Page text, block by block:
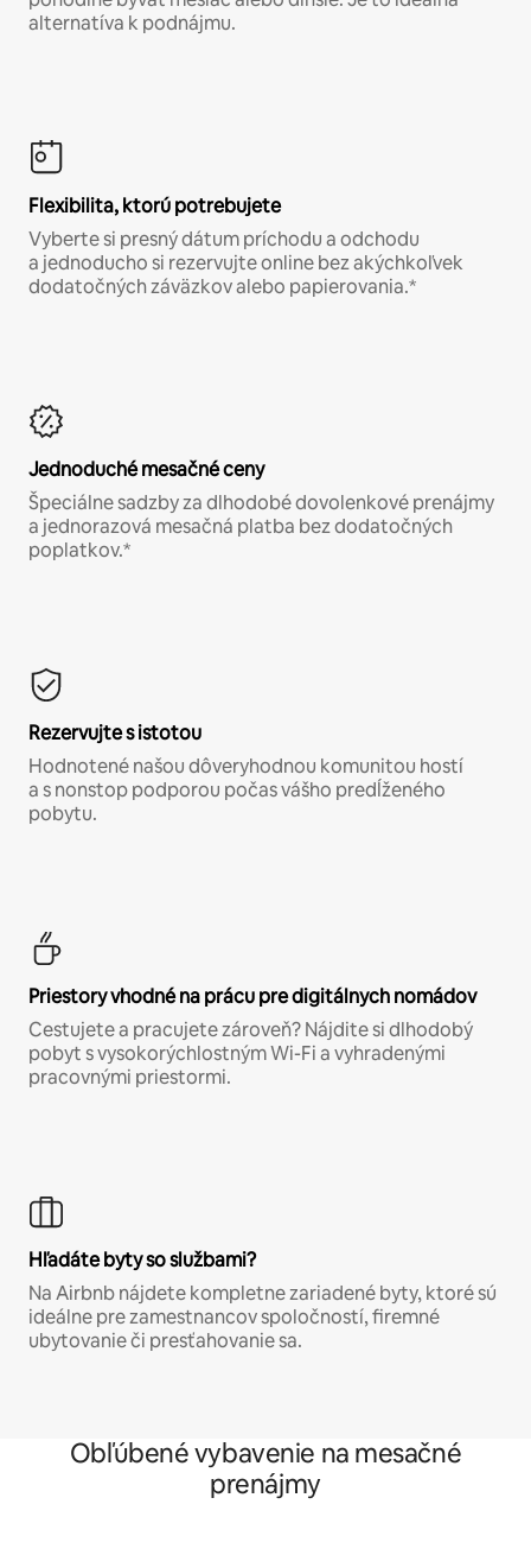
alternatíva k podnájmu.
Flexibilita, ktorú potrebujete
Vyberte si presný dátum príchodu a odchodu
a jednoducho si rezervujte online bez akýchkoľvek
dodatočných záväzkov alebo papierovania.*
Jednoduché mesačné ceny
Špeciálne sadzby za dlhodobé dovolenkové prenájmy
a jednorazová mesačná platba bez dodatočných
poplatkov.*
Rezervujte s istotou
Hodnotené našou dôveryhodnou komunitou hostí
a s nonstop podporou počas vášho predĺženého
pobytu.
Priestory vhodné na prácu pre digitálnych nomádov
Cestujete a pracujete zároveň? Nájdite si dlhodobý
pobyt s vysokorýchlostným Wi-Fi a vyhradenými
pracovnými priestormi.
Hľadáte byty so službami?
Na Airbnb nájdete kompletne zariadené byty, ktoré sú
ideálne pre zamestnancov spoločností, firemné
ubytovanie či presťahovanie sa.
Obľúbené vybavenie na mesačné
prenájmy